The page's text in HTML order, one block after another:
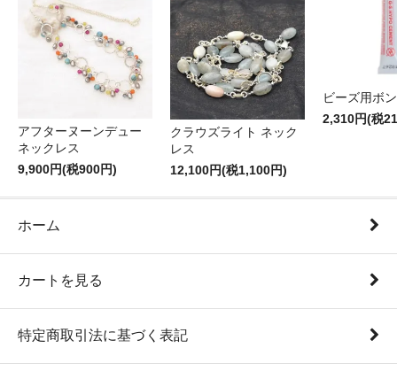
アフターヌーンデュー
ネックレス
9,900円(税900円)
クラウズライト ネック
レス
12,100円(税1,100円)
ビーズ用ボ
2,310円(税
ホーム
カートを見る
特定商取引法に基づく表記